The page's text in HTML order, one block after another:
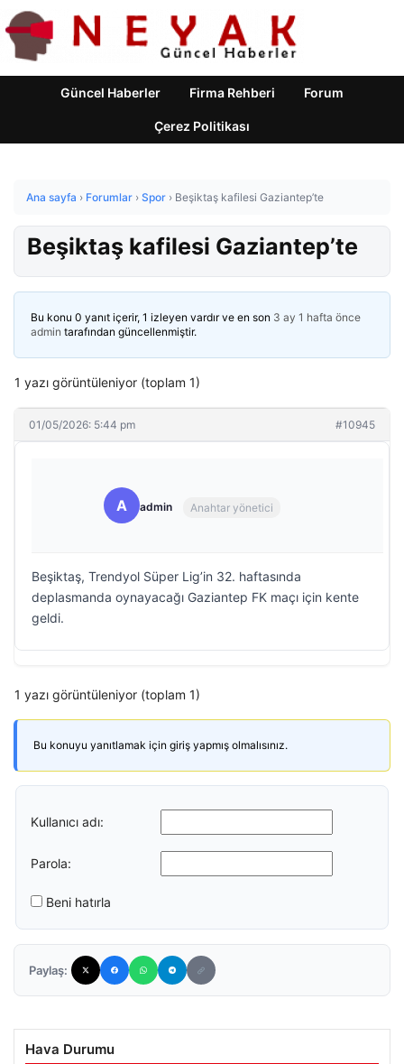
Güncel Haberler Firma Rehberi Forum
Çerez Politikası
Ana sayfa › Forumlar › Spor › Beşiktaş kafilesi Gaziantep’te
Beşiktaş kafilesi Gaziantep’te
Bu konu 0 yanıt içerir, 1 izleyen vardır ve en son 3 ay 1 hafta önce
admin tarafından güncellenmiştir.
1 yazı görüntüleniyor (toplam 1)
01/05/2026: 5:44 pm #10945
A admin Anahtar yönetici
Beşiktaş, Trendyol Süper Lig’in 32. haftasında
deplasmanda oynayacağı Gaziantep FK maçı için kente
geldi.
1 yazı görüntüleniyor (toplam 1)
Bu konuyu yanıtlamak için giriş yapmış olmalısınız.
Kullanıcı adı:
Parola:
Beni hatırla
Paylaş:
Hava Durumu